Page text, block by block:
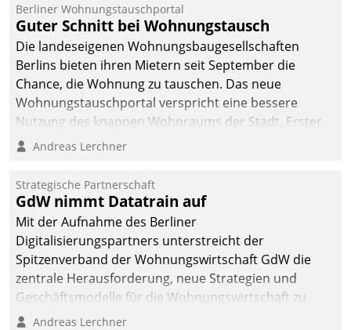
Berliner Wohnungstauschportal
Guter Schnitt bei Wohnungstausch
Die landeseigenen Wohnungsbaugesellschaften
Berlins bieten ihren Mietern seit September die
Chance, die Wohnung zu tauschen. Das neue
Wohnungstauschportal verspricht eine bessere
Nutzung des knappen Wohnraums der Stadt. Erster
Anwendungsfall für Datatrains Lösung API-Hub mit
Unternehmen.
Andreas Lerchner
Strategische Partnerschaft
GdW nimmt Datatrain auf
Mit der Aufnahme des Berliner
Digitalisierungspartners unterstreicht der
Spitzenverband der Wohnungswirtschaft GdW die
zentrale Herausforderung, neue Strategien und
Geschäftsmodelle für die Wohnungswirtschaft zu
entwickeln.
Andreas Lerchner